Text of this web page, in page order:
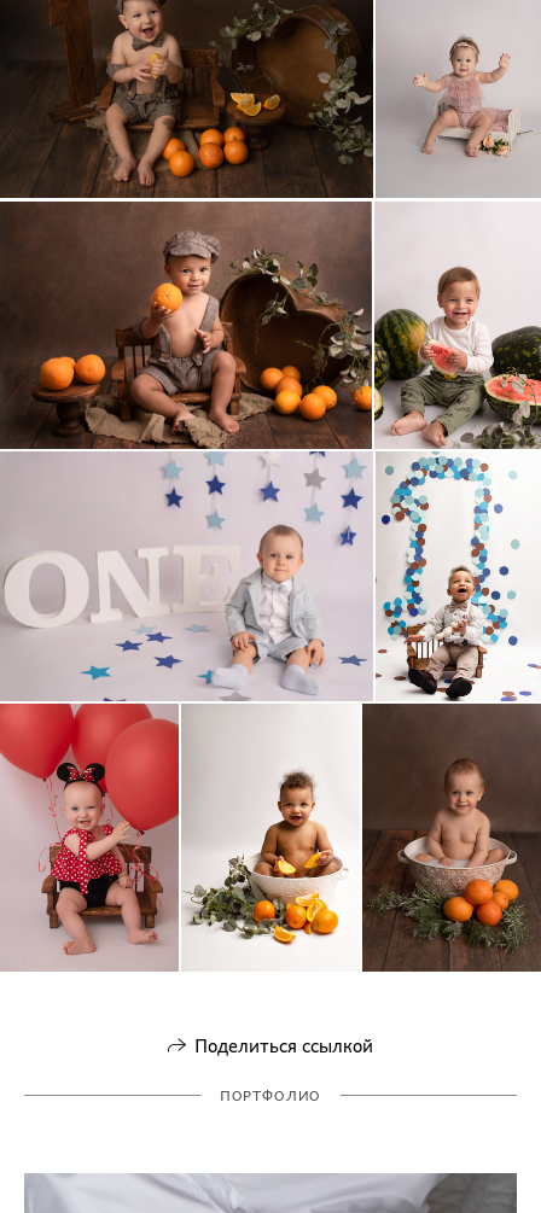
Поделиться ссылкой
ПОРТФОЛИО